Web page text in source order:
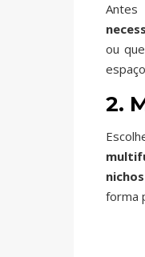
Antes
ou
2.
nichos
forma